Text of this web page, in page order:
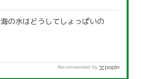
海の水はどうしてしょっぱいの
Recommended by